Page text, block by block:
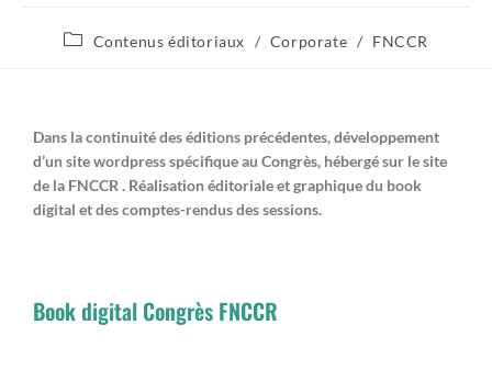
Contenus éditoriaux / Corporate / FNCCR
Dans la continuité des éditions précédentes, développement
d’un site wordpress spécifique au Congrès, hébergé sur le site
de la FNCCR . Réalisation éditoriale et graphique du book
digital et des comptes-rendus des sessions.
Book digital Congrès FNCCR